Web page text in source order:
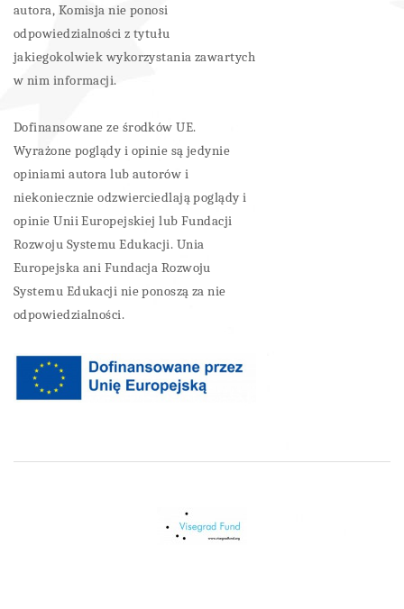
autora, Komisja nie ponosi
odpowiedzialności z tytułu
jakiegokolwiek wykorzystania zawartych
w nim informacji.
Dofinansowane ze środków UE.
Wyrażone poglądy i opinie są jedynie
opiniami autora lub autorów i
niekoniecznie odzwierciedlają poglądy i
opinie Unii Europejskiej lub Fundacji
Rozwoju Systemu Edukacji. Unia
Europejska ani Fundacja Rozwoju
Systemu Edukacji nie ponoszą za nie
odpowiedzialności.